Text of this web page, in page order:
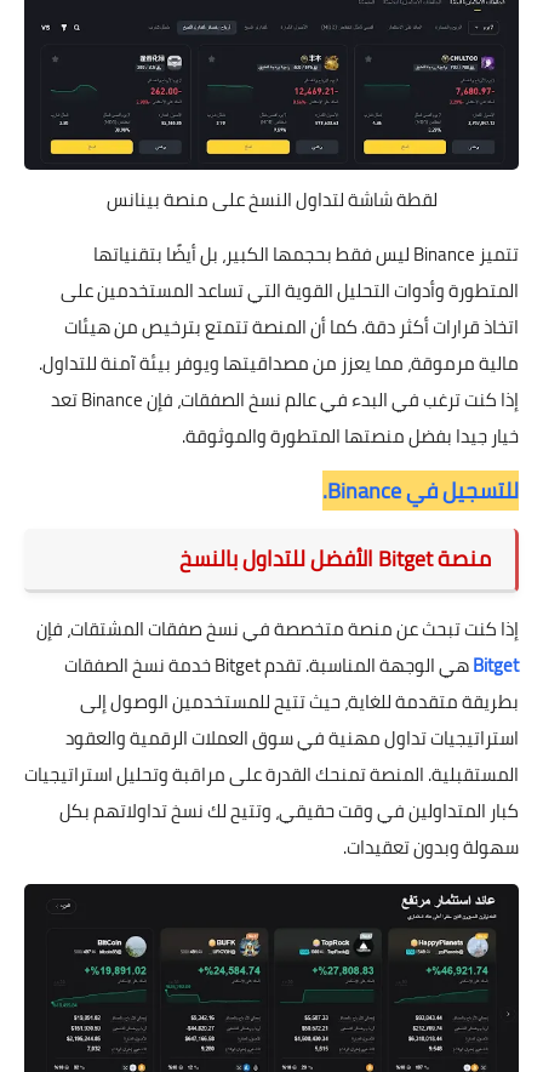
لقطة شاشة لتداول النسخ على منصة بينانس
تتميز Binance ليس فقط بحجمها الكبير، بل أيضًا بتقنياتها
المتطورة وأدوات التحليل القوية التي تساعد المستخدمين على
اتخاذ قرارات أكثر دقة. كما أن المنصة تتمتع بترخيص من هيئات
مالية مرموقة، مما يعزز من مصداقيتها ويوفر بيئة آمنة للتداول.
إذا كنت ترغب في البدء في عالم نسخ الصفقات، فإن Binance تعد
خيار جيدا بفضل منصتها المتطورة والموثوقة.
للتسجيل في Binance.
منصة Bitget الأفضل للتداول بالنسخ
إذا كنت تبحث عن منصة متخصصة في نسخ صفقات المشتقات، فإن
Bitget
هي الوجهة المناسبة. تقدم Bitget خدمة نسخ الصفقات
بطريقة متقدمة للغاية، حيث تتيح للمستخدمين الوصول إلى
استراتيجيات تداول مهنية في سوق العملات الرقمية والعقود
المستقبلية. المنصة تمنحك القدرة على مراقبة وتحليل استراتيجيات
كبار المتداولين في وقت حقيقي، وتتيح لك نسخ تداولاتهم بكل
سهولة وبدون تعقيدات.